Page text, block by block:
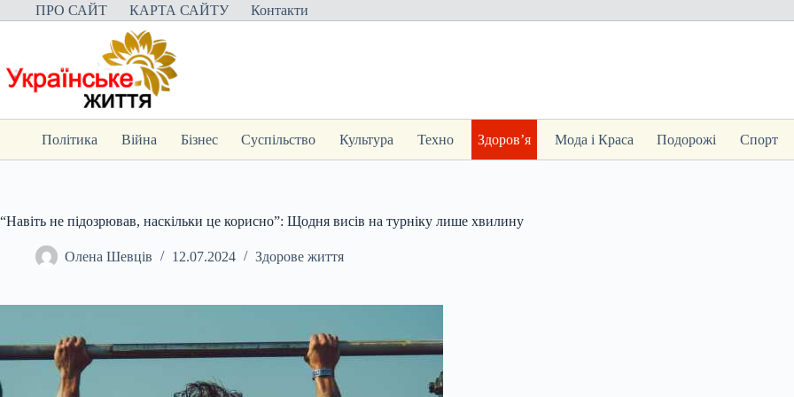
Перейти
до
ПРО САЙТ КАРТА САЙТУ Контакти
Політика Війна Бізнес Суспільство Культура Техно Здоров’я Мода і Краса Подорожі Спорт
“Навіть не підозрював, наскільки це корисно”: Щодня висів на турніку лише хвилину
Олена Шевців 12.07.2024 Здорове життя